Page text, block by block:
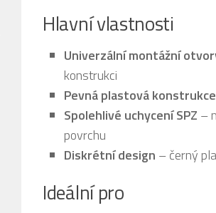
Hlavní vlastnosti
Univerzální montážní
konstrukci
Pevná plastová konstrukce
Spolehlivé uchycení SPZ –
povrchu
Diskrétní design – černý
Ideální pro